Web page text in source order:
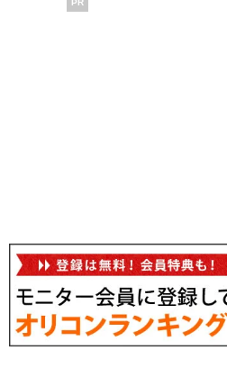
PR